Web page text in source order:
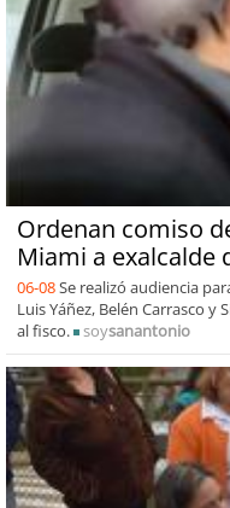
Ordenan comiso
Miami a exalcalde
06-08Se realizó audiencia
Luis Yáñez, Belén Carrasco y
al fisco.
soysanantonio